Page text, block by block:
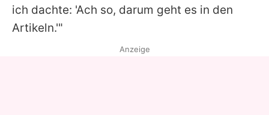
ich dachte: 'Ach so, darum geht es in den
Artikeln.'"
Anzeige